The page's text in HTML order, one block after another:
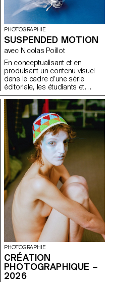
influences, de ne pas s’en
satisfaire et de prendre des
risques.
PHOTOGRAPHIE
SUSPENDED MOTION
avec Nicolas Poillot
En conceptualisant et en
produisant un contenu visuel
dans le cadre d’une série
éditoriale, les étudiants et
étudiantes aborderont de
manière pratique, créative et
professionnelle la notion de
photographie appliquée, en
étroite collaboration avec le
Directeur Artistique Nicolas
PHOTOGRAPHIE
CRÉATION
PHOTOGRAPHIQUE –
2026